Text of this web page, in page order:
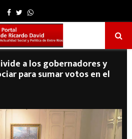
Facebook
TwitterWhatsapp
a los gobernadores y
para sumar votos en el